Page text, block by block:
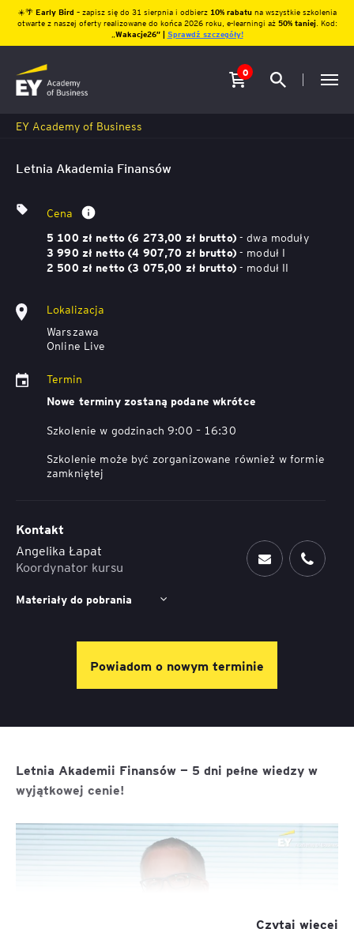
☀️🌴 Early Bird – zapisz się do 31 sierpnia i odbierz10% rabatu na wszystkie szkolenia
otwarte z naszej oferty realizowane do końca 2026 roku, e-learningi aż 50% taniej. Kod:
Wakacje26″ | Sprawdź szczegóły!
0
EY Academy of Business
Letnia Akademii Finansów — 5 dni pełne wiedzy w
wyjątkowej cenie!
Czytaj więcej
Letnia Akademia Finansów
Cena
5 100 zł netto (6 273,00 zł brutto)- dwa moduły
3 990 zł netto (4 907,70 zł brutto)- moduł I
2 500 zł netto (3 075,00 zł brutto)- moduł II
Lokalizacja
Warszawa
Online Live
Termin
Nowe terminy zostaną podane wkrótce
Szkolenie w godzinach 9:00 – 16:30
Szkolenie może być zorganizowane również w formie
zamkniętej
Kontakt
Angelika Łapat
Koordynator kursu
Materiały do pobrania
Powiadom o nowym terminie